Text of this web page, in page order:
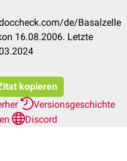
de/Basalzelle
16.08.2006. Letzte
kopieren
Versionsgeschichte
Discord